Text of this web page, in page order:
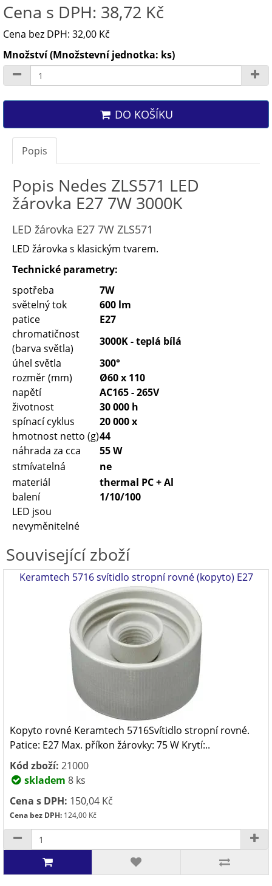
Cena s DPH: 38,72 Kč
Cena bez DPH: 32,00 Kč
Množství (Množstevní jednotka: ks)
DO KOŠÍKU
Popis
Popis Nedes ZLS571 LED
žárovka E27 7W 3000K
LED žárovka E27 7W ZLS571
LED žárovka s klasickým tvarem.
Technické parametry:
spotřeba
7W
světelný tok
600 lm
patice
E27
chromatičnost
(barva světla)
3000K - teplá bílá
úhel světla
300°
rozměr (mm)
Ø60 x 110
napětí
AC165 - 265V
životnost
30 000 h
spínací cyklus
20 000 x
hmotnost netto (g)44
náhrada za cca
55 W
stmívatelná
ne
materiál
thermal PC + Al
balení
1/10/100
LED jsou
nevyměnitelné
Související zboží
Keramtech 5716 svítidlo stropní rovné (kopyto) E27
Kopyto rovné Keramtech 5716Svítidlo stropní rovné.
Patice: E27 Max. příkon žárovky: 75 W Krytí:..
Kód zboží: 21000
skladem 8 ks
Cena s DPH: 150,04 Kč
Cena bez DPH: 124,00 Kč